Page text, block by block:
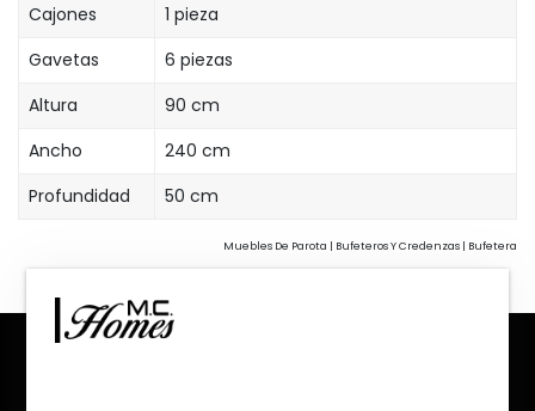
Cajones
1 pieza
Gavetas
6 piezas
Altura
90 cm
Ancho
240 cm
Profundidad
50 cm
Muebles De Parota | Bufeteros Y Credenzas | Bufetera